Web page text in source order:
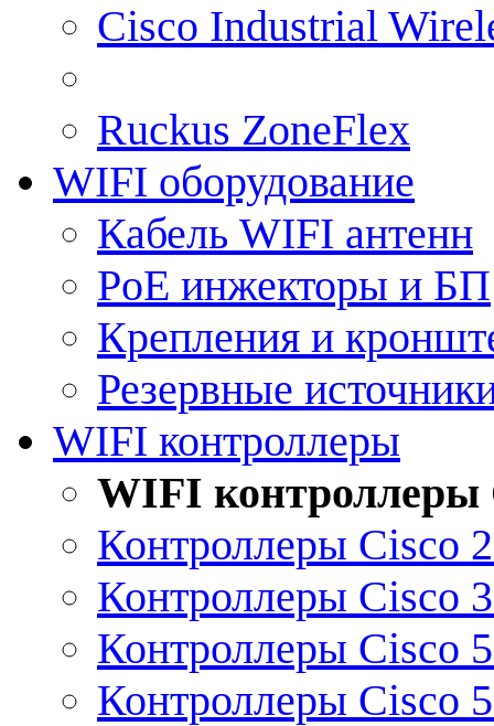
Cisco Industrial
Ruckus ZoneFlex
WIFI оборудование
Кабель WIFI антенн
PoE инжекторы и БП
Крепления и
Резервные
WIFI контроллеры
WIFI контроллеры
Контроллеры Cisco
Контроллеры Cisco
Контроллеры Cisco
Контроллеры Cisco